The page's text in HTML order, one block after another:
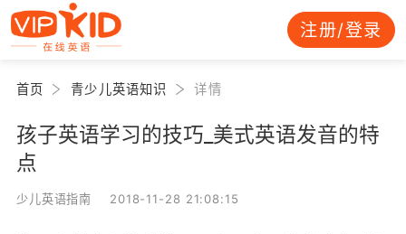
注册/登录
首页 青少儿英语知识 详情
孩子英语学习的技巧_美式英语发音的特
点
少儿英语指南 2018-11-28 21:08:15